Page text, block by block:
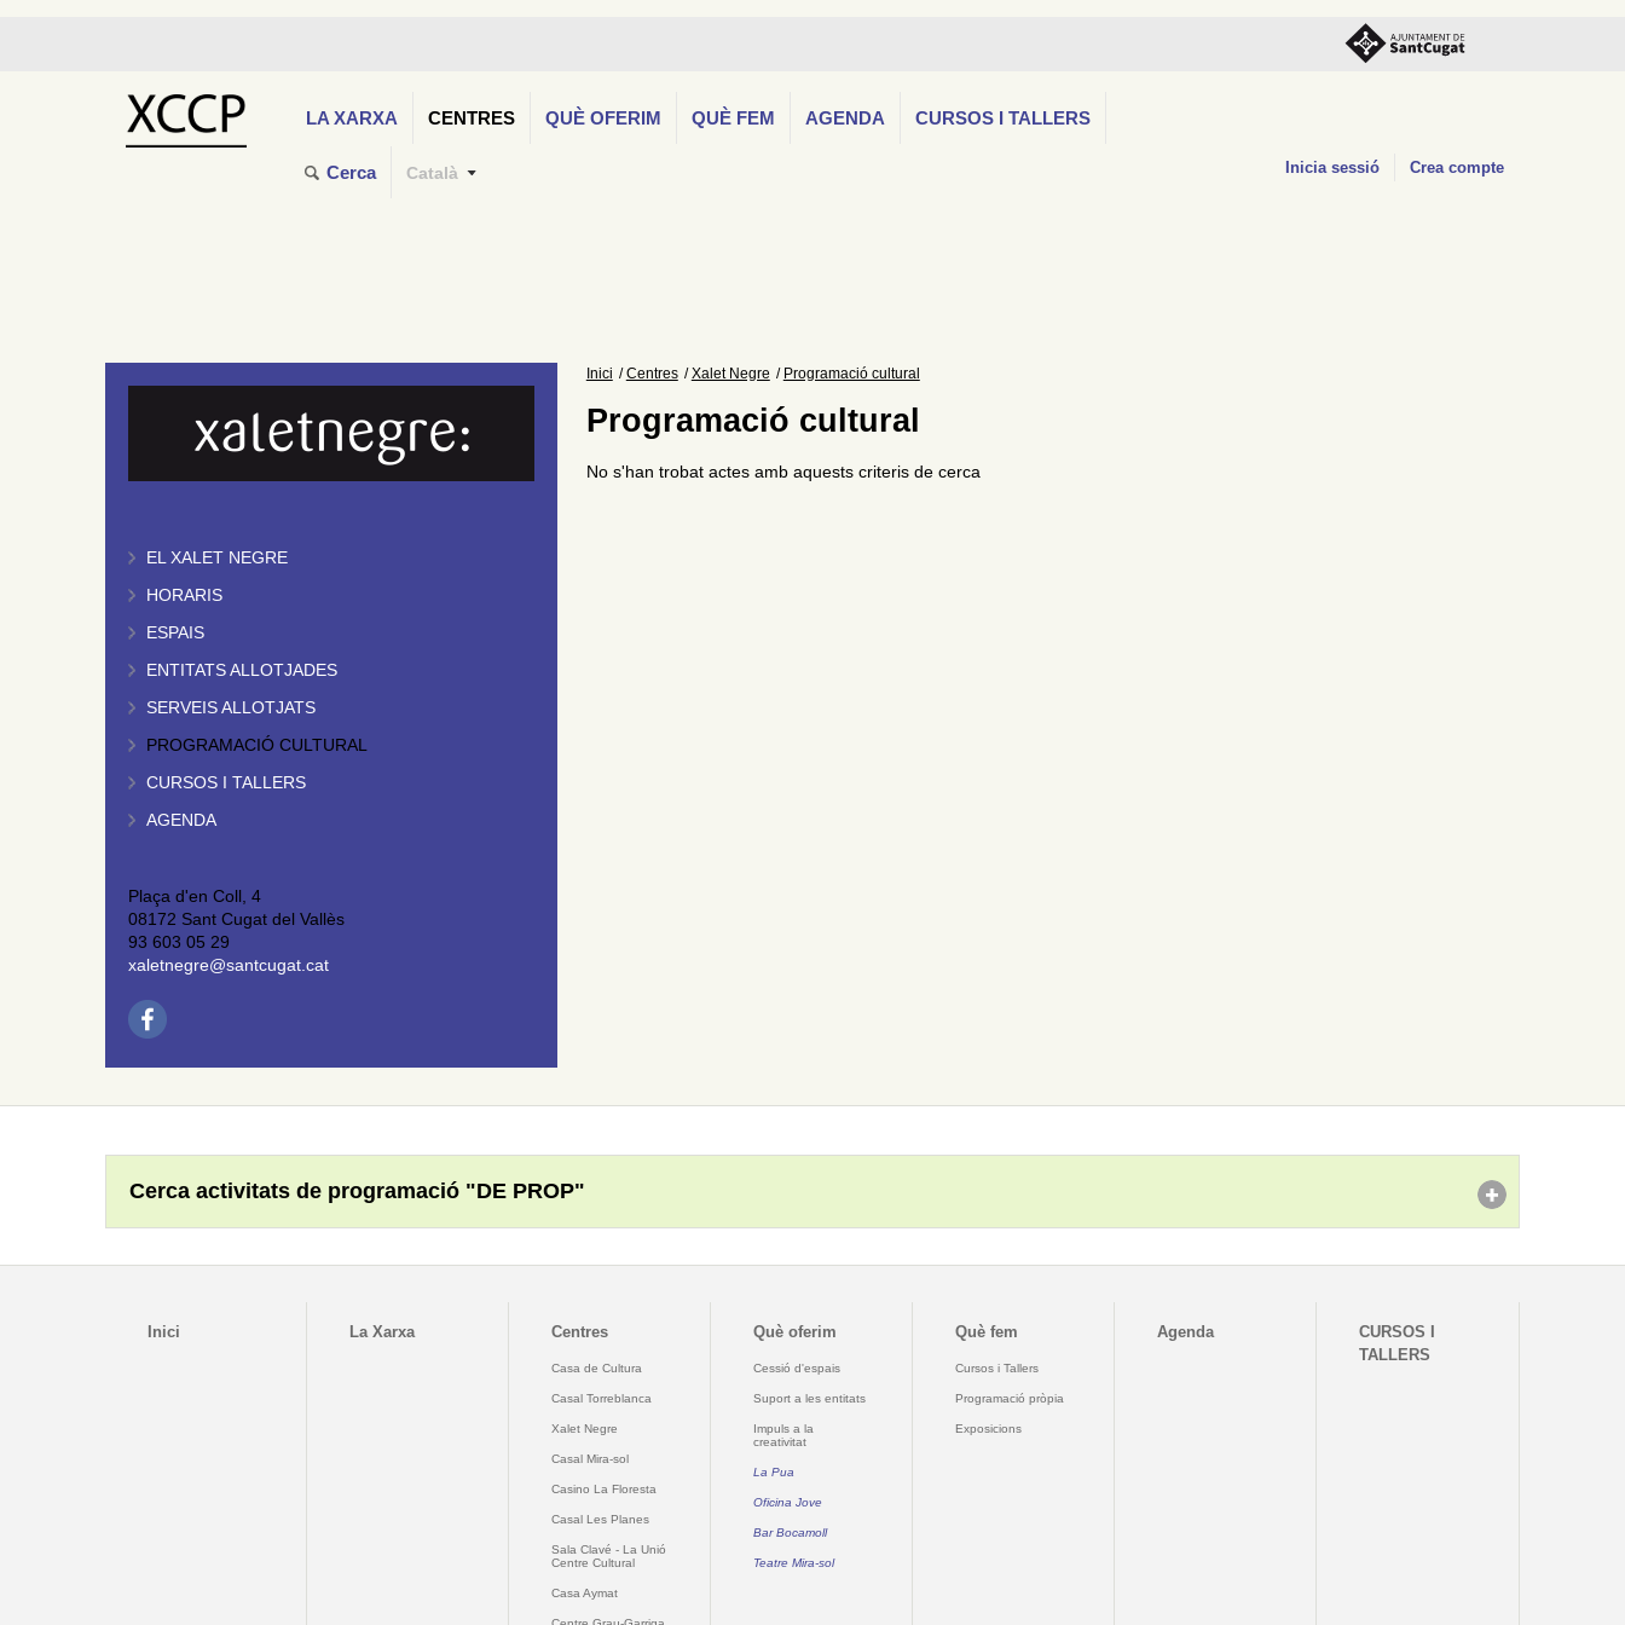
LA XARXA CENTRES QUÈ OFERIM QUÈ FEM AGENDA CURSOS I TALLERS
Cerca Català Inicia sessió Crea compte
EL XALET NEGRE
HORARIS
ESPAIS
ENTITATS ALLOTJADES
SERVEIS ALLOTJATS
PROGRAMACIÓ CULTURAL
CURSOS I TALLERS
AGENDA
Plaça d'en Coll, 4
08172 Sant Cugat del Vallès
93 603 05 29
xaletnegre@santcugat.cat
Inici Centres Xalet Negre Programació cultural
Programació cultural
No s'han trobat actes amb aquests criteris de cerca
Cerca activitats de programació "DE PROP"
Inici La Xarxa Centres
Casa de Cultura
Casal Torreblanca
Xalet Negre
Casal Mira-sol
Casino La Floresta
Casal Les Planes
Sala Clavé - La Unió
Centre Cultural
Casa Aymat
Què oferim
Cessió d'espais
Suport a les entitats
Impuls a la
creativitat
La Pua
Oficina Jove
Bar Bocamoll
Teatre Mira-sol
Què fem
Cursos i Tallers
Programació pròpia
Exposicions
Agenda
CURSOS I
TALLERS